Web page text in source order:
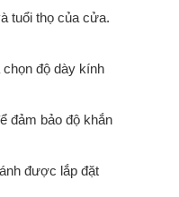
tuổi thọ của cửa.
độ dày kính
đảm bảo độ khắn
được lắp đặt